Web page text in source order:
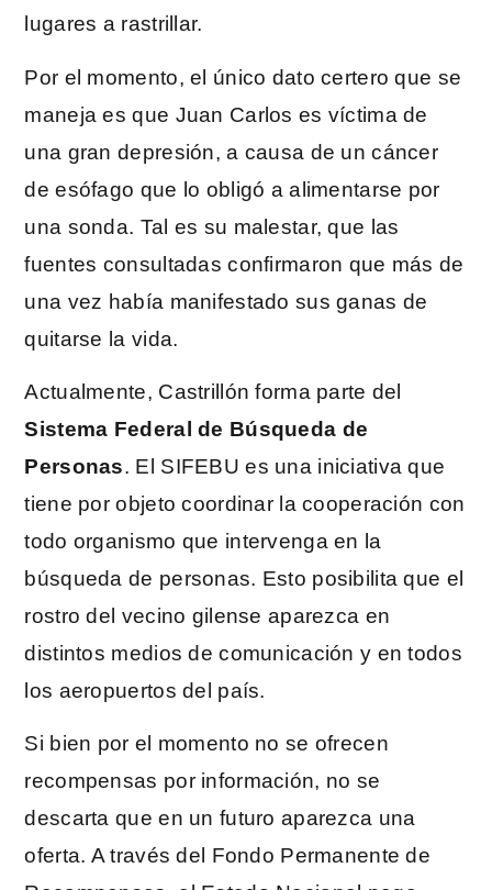
lugares a rastrillar.
Por el momento, el único dato certero que se
maneja es que Juan Carlos es víctima de
una gran depresión, a causa de un cáncer
de esófago que lo obligó a alimentarse por
una sonda. Tal es su malestar, que las
fuentes consultadas confirmaron que más de
una vez había manifestado sus ganas de
quitarse la vida.
Actualmente, Castrillón forma parte del
Sistema Federal de Búsqueda de
Personas. El SIFEBU es una iniciativa que
tiene por objeto coordinar la cooperación con
todo organismo que intervenga en la
búsqueda de personas. Esto posibilita que el
rostro del vecino gilense aparezca en
distintos medios de comunicación y en todos
los aeropuertos del país.
Si bien por el momento no se ofrecen
recompensas por información, no se
descarta que en un futuro aparezca una
oferta. A través del Fondo Permanente de